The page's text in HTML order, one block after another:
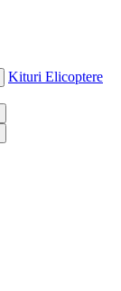
Kituri Elicoptere